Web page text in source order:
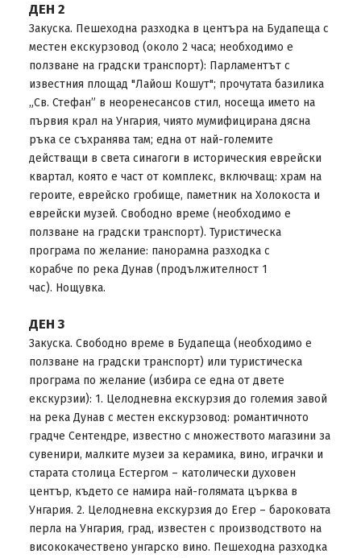
ДЕН 2
Закуска. Пешеходна разходка в центъра на Будапеща с
местен екскурзовод (около 2 часа; необходимо е
ползване на градски транспорт): Парламентът с
известния площад "Лайош Кошут"; прочутата базилика
„Св. Стефан” в неоренесансов стил, носеща името на
първия крал на Унгария, чиято мумифицирана дясна
ръка се съхранява там; една от най-големите
действащи в света синагоги в историческия еврейски
квартал, която е част от комплекс, включващ: храм на
героите, еврейско гробище, паметник на Холокоста и
еврейски музей. Свободно време (необходимо е
ползване на градски транспорт). Туристическа
програма по желание: панорамна разходка с
корабче по река Дунав (продължителност 1
час). Нощувка.
ДЕН 3
Закуска. Свободно време в Будапеща (необходимо е
ползване на градски транспорт) или туристическа
програма по желание (избира се една от двете
екскурзии): 1. Целодневна екскурзия до големия завой
на река Дунав с местен екскурзовод: романтичното
градче Сентендре, известно с множеството магазини за
сувенири, малките музеи за керамика, вино, играчки и
старата столица Естергом – католически духовен
център, където се намира най-голямата църква в
Унгария. 2. Целодневна екскурзия до Егер – бароковата
перла на Унгария, град, известен с производството на
висококачествено унгарско вино. Пешеходна разходка